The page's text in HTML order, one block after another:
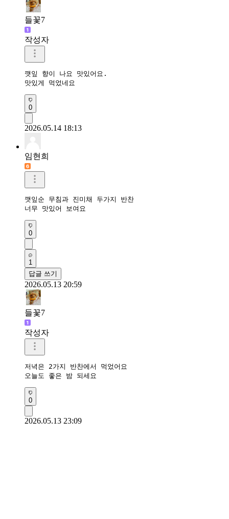
들꽃7
작성자
깻잎 향이 나요 맛있어요.
맛있게 먹었네요
0
2026.05.14 18:13
임현희
깻잎순 무침과 진미채 두가지 반찬
너무 맛있어 보여요
0
1
답글 쓰기
2026.05.13 20:59
들꽃7
작성자
저녁은 2가지 반찬에서 먹었어요
오늘도 좋은 밤 되세요
0
2026.05.13 23:09